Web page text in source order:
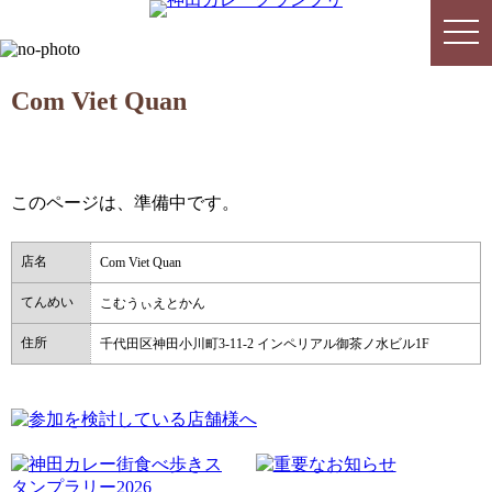
Com Viet Quan
このページは、準備中です。
店名 Com Viet Quan
てんめい こむうぃえとかん
住所 千代田区神田小川町3-11-2 インペリアル御茶ノ水ビル1F